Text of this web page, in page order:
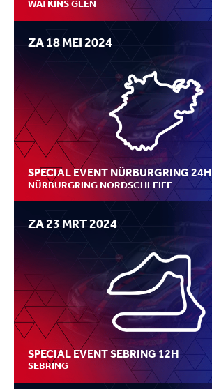
WATKINS GLEN
ZA 18 MEI 2024
SPECIAL EVENT NÜRBURGRING 24H
NÜRBURGRING NORDSCHLEIFE
ZA 23 MRT 2024
SPECIAL EVENT SEBRING 12H
SEBRING